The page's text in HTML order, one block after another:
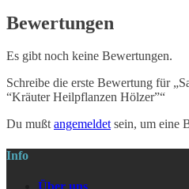
Bewertungen
Es gibt noch keine Bewertungen.
Schreibe die erste Bewertung für
“Kräuter Heilpflanzen Hölzer”“
Du mußtangemeldetsein, um eine
Info
Über uns